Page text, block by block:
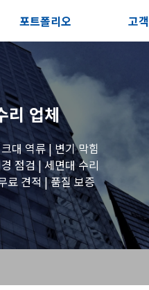
포트폴리오
전체보기
세면대 작업
변기 작업
욕조 작업
원룸 수전 작업
고
고객
리업체
대 역류 | 변기 막힘
점검 | 세면대 수리
료 견적 | 품질 보증